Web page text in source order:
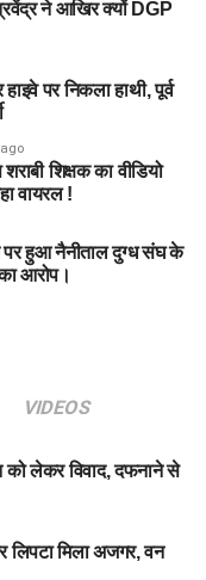
ने आखिर क्यों DGP
पर निकला हाथी, पूर्व
शिक्षक का वीडियो
वायरल !
पर हुआ नैनीताल दुग्ध संघ के
आरोप।
VIDEOS
को लेकर विवाद, दफनाने से
लिपटा मिला अजगर, वन